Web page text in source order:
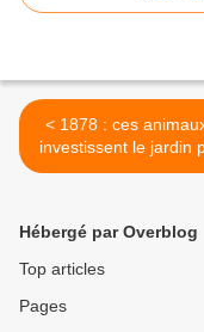
< 1878 : ces animaux qui
investissent le jardin
(article 3/7)
Hébergé par Overblog
Top articles
Pages